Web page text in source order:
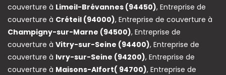
couverture à Limeil-Brévannes (94450), Entreprise de
couverture à Créteil (94000), Entreprise de couverture à
Champigny-sur-Marne (94500), Entreprise de
couverture à Vitry-sur-Seine (94400), Entreprise de
couverture à Ivry-sur-Seine (94200), Entreprise de
couverture à Maisons-Alfort( 94700), Entreprise de